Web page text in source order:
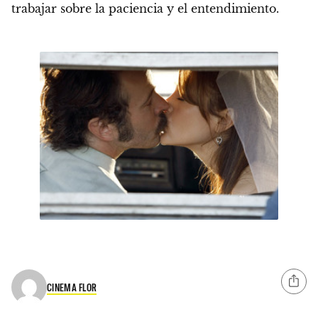
trabajar sobre la paciencia y el entendimiento.
CINEMA FLOR